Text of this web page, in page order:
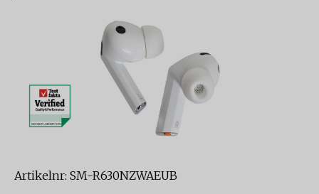
Artikelnr: SM-R630NZWAEUB